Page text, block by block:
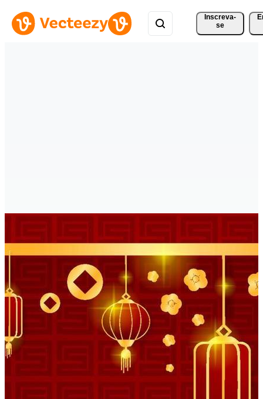
Inscreva-
se